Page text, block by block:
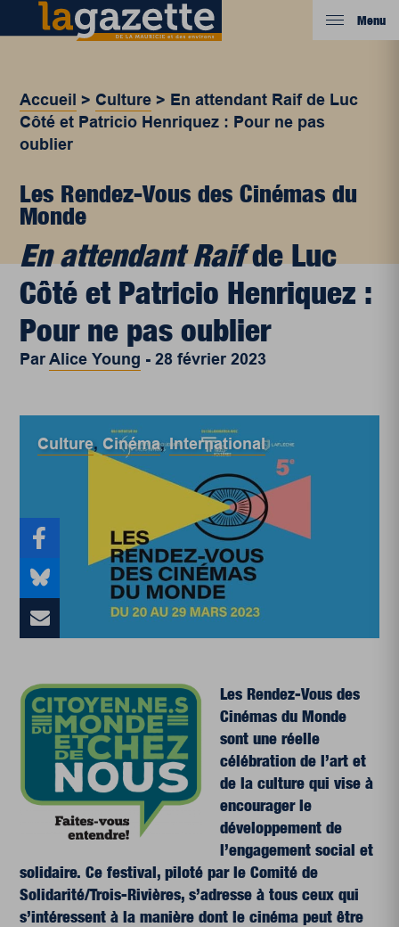
Menu
Accueil > Culture > En attendant Raif de Luc
Côté et Patricio Henriquez : Pour ne pas
oublier
Les Rendez-Vous des Cinémas du
Monde
En attendant Raifde Luc
Côté et Patricio Henriquez :
Pour ne pas oublier
ParAlice Young -28 février 2023
Culture, Cinéma,International
LesRendez-Vous des
Cinémas du Monde
sont une réelle
célébration de l’art et
de la culture qui vise à
encourager le
développement de
l’engagement social et
solidaire. Ce festival, piloté par le Comité de
Solidarité/Trois-Rivières, s’adresse à tous ceux qui
s’intéressent à la manière dont le cinéma peut être